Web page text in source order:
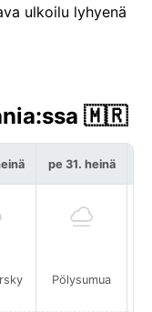
ulkoilu lyhyenä
🇲🇷
pe 31. heinä
Pölysumua